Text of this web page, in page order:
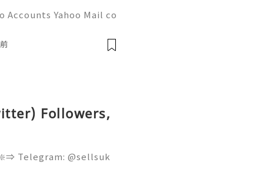
Accounts Yahoo Mail co
and online a
Followers,
Telegram: @sellsuk